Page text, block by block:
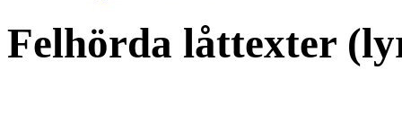
Felhörda låttexter